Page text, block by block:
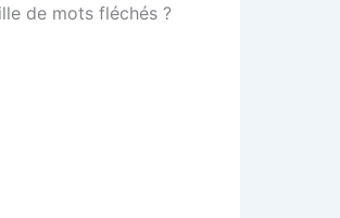
de mots fléchés ?